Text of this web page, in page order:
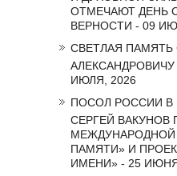
ОТМЕЧАЮТ ДЕНЬ
ВЕРНОСТИ - 09
СВЕТЛАЯ ПАМЯТЬ
ИЮЛЯ, 2026
ПОСОЛ РОССИИ В
СЕРГЕЙ ВАКУНОВ
МЕЖДУНАРОДНОЙ
ПАМЯТИ» И
ИМЕНИ» - 25